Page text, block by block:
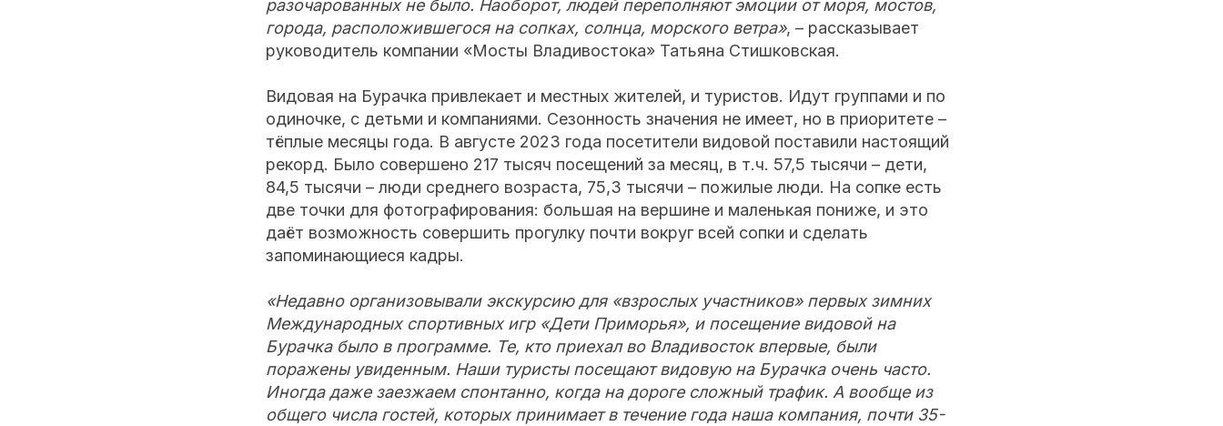
разочарованных не было. Наоборот, людей переполняют эмоции от моря, мостов,
города, расположившегося на сопках, солнца, морского ветра», – рассказывает
руководитель компании «Мосты Владивостока» Татьяна Стишковская.
Видовая на Бурачка привлекает и местных жителей, и туристов. Идут группами и по
одиночке, с детьми и компаниями. Сезонность значения не имеет, но в приоритете –
тёплые месяцы года. В августе 2023 года посетители видовой поставили настоящий
рекорд. Было совершено 217 тысяч посещений за месяц, в т.ч. 57,5 тысячи – дети,
84,5 тысячи – люди среднего возраста, 75,3 тысячи – пожилые люди. На сопке есть
две точки для фотографирования: большая на вершине и маленькая пониже, и это
даёт возможность совершить прогулку почти вокруг всей сопки и сделать
запоминающиеся кадры.
«Недавно организовывали экскурсию для «взрослых участников» первых зимних
Международных спортивных игр «Дети Приморья», и посещение видовой на
Бурачка было в программе. Те, кто приехал во Владивосток впервые, были
поражены увиденным. Наши туристы посещают видовую на Бурачка очень часто.
Иногда даже заезжаем спонтанно, когда на дороге сложный трафик. А вообще из
общего числа гостей, которых принимает в течение года наша компания, почти 35-